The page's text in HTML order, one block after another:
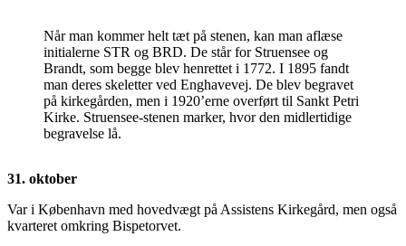
Når man kommer helt tæt på stenen, kan man aflæse
initialerne STR og BRD. De står for Struensee og
Brandt, som begge blev henrettet i 1772. I 1895 fandt
man deres skeletter ved Enghavevej. De blev begravet
på kirkegården, men i 1920’erne overført til Sankt Petri
Kirke. Struensee-stenen marker, hvor den midlertidige
begravelse lå.
31. oktober
Var i København med hovedvægt på Assistens Kirkegård, men også
kvarteret omkring Bispetorvet.